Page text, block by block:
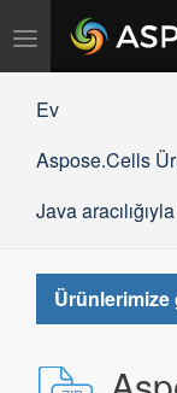
Gezinmeyi
Ev
Aspose.Cells
Java
Ürünlerimize